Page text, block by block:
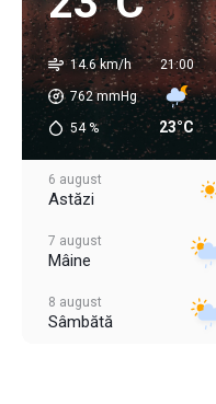
14.6 km/h
762mmHg
54%
21:00
23°C
6 august
Astăzi
7 august
Mâine
8 august
Sâmbătă